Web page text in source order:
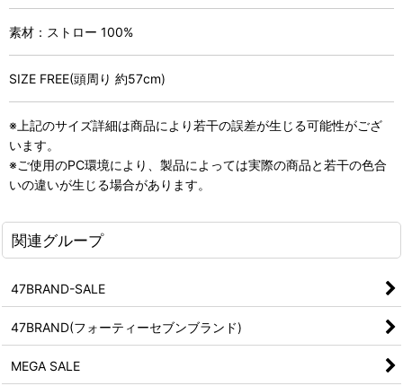
素材：ストロー 100%
SIZE FREE(頭周り 約57cm)
※上記のサイズ詳細は商品により若干の誤差が生じる可能性がござ
います。
※ご使用のPC環境により、製品によっては実際の商品と若干の色合
いの違いが生じる場合があります。
関連グループ
47BRAND-SALE
47BRAND(フォーティーセブンブランド)
MEGA SALE